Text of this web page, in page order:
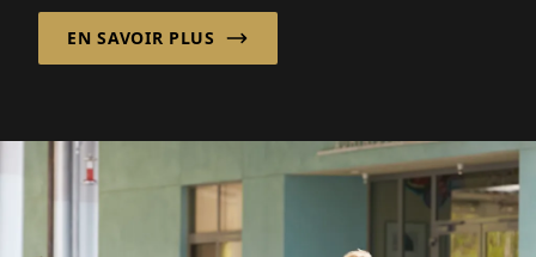
fournisseur fiable de ...
EN SAVOIR PLUS